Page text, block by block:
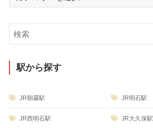
ブ
リ
ー
駅から探す
JR朝霧駅 JR明石駅
JR西明石駅 JR大久保駅